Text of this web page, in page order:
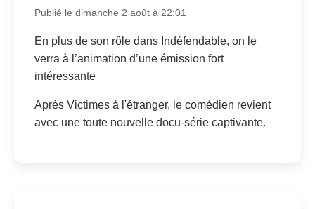
Publié le dimanche 2 août à 22:01
En plus de son rôle dans Indéfendable, on le
verra à l’animation d’une émission fort
intéressante
Après Victimes à l'étranger, le comédien revient
avec une toute nouvelle docu-série captivante.